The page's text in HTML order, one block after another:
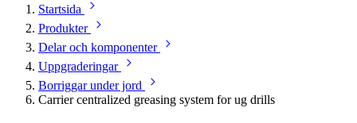
Startsida
Produkter
Delar och komponenter
Uppgraderingar
Borriggar under jord
Carrier centralized greasing system for ug drills